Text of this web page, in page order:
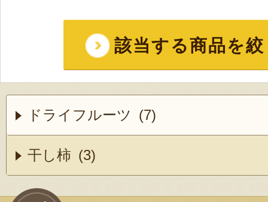
該当する商品を
ドライフルーツ (7)
干し柿 (3)